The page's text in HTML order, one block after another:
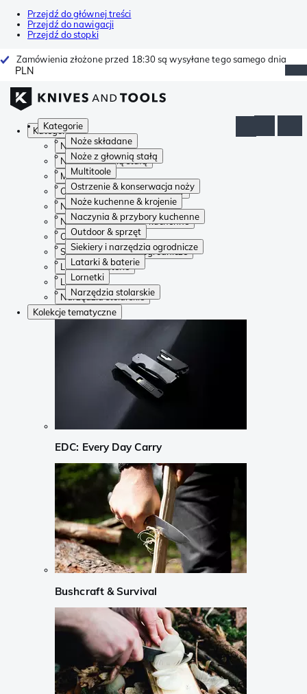
Przejdź do głównej treści
Przejdź do nawigacji
Przejdź do stopki
Zamówienia złożone przed 18:30 są wysyłane tego samego dnia
PLN
Kategorie
Noże składane
Noże z głownią stałą
Multitoole
Ostrzenie & konserwacja noży
Noże kuchenne & krojenie
Naczynia & przybory kuchenne
Outdoor & sprzęt
Siekiery i narzędzia ogrodnicze
Latarki & baterie
Lornetki
Narzędzia stolarskie
Kategorie
Noże składane
Noże z głownią stałą
Multitoole
Ostrzenie & konserwacja noży
Noże kuchenne & krojenie
Naczynia & przybory kuchenne
Outdoor & sprzęt
Siekiery i narzędzia ogrodnicze
Latarki & baterie
Lornetki
Narzędzia stolarskie
Kolekcje tematyczne
EDC: Every Day Carry
Bushcraft & Survival